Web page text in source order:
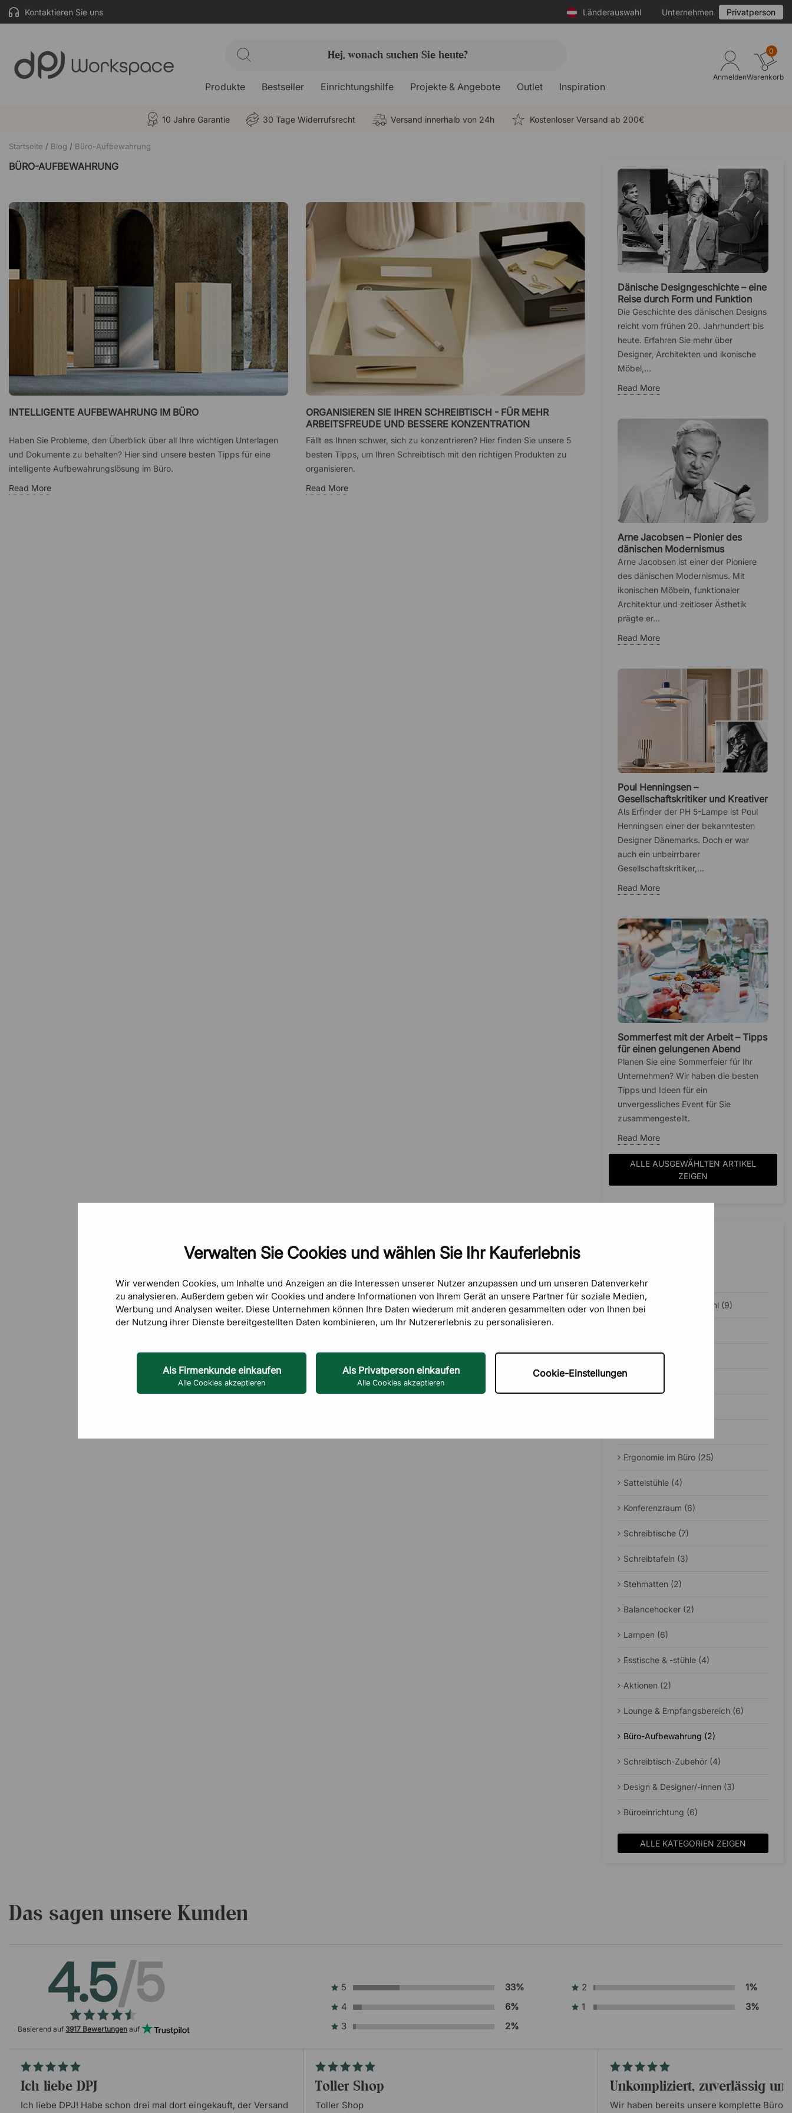
Verwalten Sie Cookies und wählen Sie Ihr Kauferlebnis
Wir verwenden Cookies, um Inhalte und Anzeigen an die Interessen unserer Nutzer anzupassen und um unseren Datenverkehr
zu analysieren. Außerdem geben wir Cookies und andere Informationen von Ihrem Gerät an unsere Partner für soziale Medien,
Werbung und Analysen weiter. Diese Unternehmen können Ihre Daten wiederum mit anderen gesammelten oder von Ihnen bei
der Nutzung ihrer Dienste bereitgestellten Daten kombinieren, um Ihr Nutzererlebnis zu personalisieren.
Als Firmenkunde einkaufen
Alle Cookies akzeptieren
Als Privatperson einkaufen
Alle Cookies akzeptieren
Cookie-Einstellungen
Kontaktieren Sie uns Länderauswahl Unternehmen Privatperson
Produkte Bestseller Einrichtungshilfe Projekte & Angebote Outlet Inspiration
Anmelden
0
Warenkorb
10 Jahre Garantie 30 Tage Widerrufsrecht Versand innerhalb von 24h Kostenloser Versand ab 200€
Startseite Blog Büro-Aufbewahrung
BÜRO-AUFBEWAHRUNG
INTELLIGENTE AUFBEWAHRUNG IM BÜRO
Haben Sie Probleme, den Überblick über all Ihre wichtigen Unterlagen
und Dokumente zu behalten? Hier sind unsere besten Tipps für eine
intelligente Aufbewahrungslösung im Büro.
Read More
ORGANISIEREN SIE IHREN SCHREIBTISCH - FÜR MEHR
ARBEITSFREUDE UND BESSERE KONZENTRATION
Fällt es Ihnen schwer, sich zu konzentrieren? Hier finden Sie unsere 5
besten Tipps, um Ihren Schreibtisch mit den richtigen Produkten zu
organisieren.
Read More
Dänische Designgeschichte – eine
Reise durch Form und Funktion
Die Geschichte des dänischen Designs
reicht vom frühen 20. Jahrhundert bis
heute. Erfahren Sie mehr über
Designer, Architekten und ikonische
Möbel,...
Read More
Arne Jacobsen – Pionier des
dänischen Modernismus
Arne Jacobsen ist einer der Pioniere
des dänischen Modernismus. Mit
ikonischen Möbeln, funktionaler
Architektur und zeitloser Ästhetik
prägte er...
Read More
Poul Henningsen –
Gesellschaftskritiker und Kreativer
Als Erfinder der PH 5-Lampe ist Poul
Henningsen einer der bekanntesten
Designer Dänemarks. Doch er war
auch ein unbeirrbarer
Gesellschaftskritiker,...
Read More
Sommerfest mit der Arbeit – Tipps
für einen gelungenen Abend
Planen Sie eine Sommerfeier für Ihr
Unternehmen? Wir haben die besten
Tipps und Ideen für ein
unvergessliches Event für Sie
zusammengestellt.
Read More
ALLE AUSGEWÄHLTEN ARTIKEL
ZEIGEN
Inspiration (23)
Ergonomischer Bürostuhl (9)
Schallabsorber (4)
Ergonomie im Büro (25)
Sattelstühle (4)
Konferenzraum (6)
Schreibtische (7)
Schreibtafeln (3)
Stehmatten (2)
Balancehocker (2)
Lampen (6)
Esstische & -stühle (4)
Aktionen (2)
Lounge & Empfangsbereich (6)
Büro-Aufbewahrung (2)
Schreibtisch-Zubehör (4)
Design & Designer/-innen (3)
Büroeinrichtung (6)
ALLE KATEGORIEN ZEIGEN
Das sagen unsere Kunden
4.5/5
Basierend auf 3917 Bewertungen auf
5
33%
4
6%
3
2%
2
1%
1
3%
Ich liebe DPJ
Ich liebe DPJ! Habe schon drei mal dort eingekauft, der Versand
Toller Shop
Toller Shop
Unkompliziert, zuverlässig
Wir haben bereits unsere komplette